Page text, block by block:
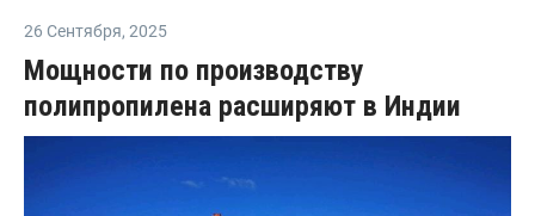
26 Сентября, 2025
Мощности по производству
полипропилена расширяют в Индии